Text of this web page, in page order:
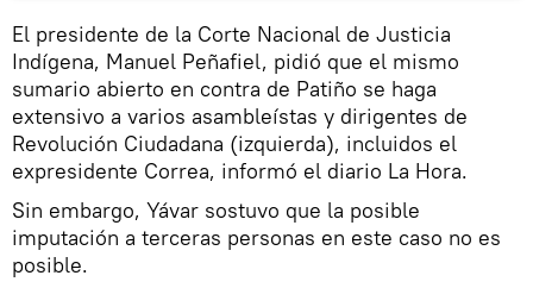
El presidente de la Corte Nacional de Justicia
Indígena, Manuel Peñafiel, pidió que el mismo
sumario abierto en contra de Patiño se haga
extensivo a varios asambleístas y dirigentes de
Revolución Ciudadana (izquierda), incluidos el
expresidente Correa, informó el diario La Hora.
Sin embargo, Yávar sostuvo que la posible
imputación a terceras personas en este caso no es
posible.